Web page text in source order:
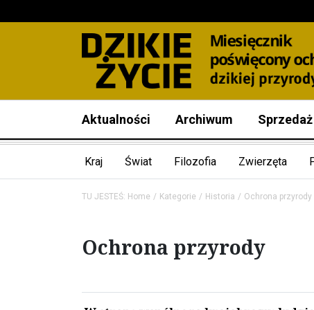
Aktualności Archiwum Sprzedaż
Kraj Świat Filozofia Zwierzęta
TU JESTEŚ: Home Kategorie Historia Ochrona przyrody
Ochrona przyrody